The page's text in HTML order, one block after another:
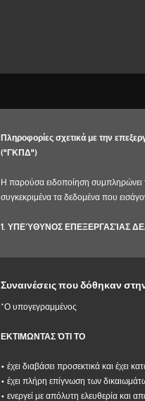
Πληροφορίες σχετικά με την
("ΓΚΠΔ")
Η παρούσα ειδοποίηση συμπληρώνει
συγκεκριμένα τα δεδομένα που
1. ΥΠΕΎΘΥΝΟΣ ΕΠΕΞΕΡΓΑΣΊΑΣ
IVA 03236850362.
2. ΔΕΔΟΜΈΝΑ ΠΡΟΣΩΠΙΚΟΎ
Ο Υπεύθυνος Επεξεργασίας
να απαντήσει στο μήνυμα ή στο
Συναινέσεις που δόθηκαν
*Ο υπογεγραμμένος
ΕΚΤΙΜΩΝΤΑΣ ΌΤΙ ΤΟ
• έχει διαβάσει προσεκτικά και έχει
• έχει πλήρη επίγνωση των
• ενεργεί με απόλυτη ελευθερία